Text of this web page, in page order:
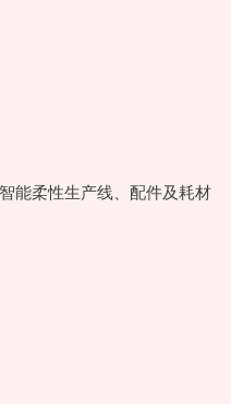
柔性生产线、配件及耗材